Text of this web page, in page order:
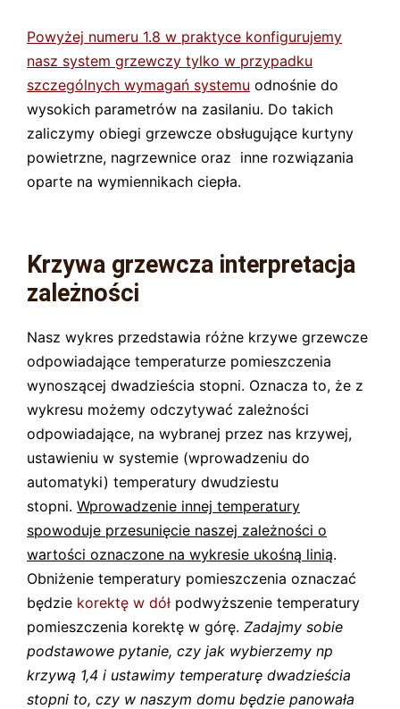
Powyżej numeru 1.8 w praktyce konfigurujemy
nasz system grzewczy tylko w przypadku
szczególnych wymagań systemu odnośnie do
wysokich parametrów na zasilaniu. Do takich
zaliczymy obiegi grzewcze obsługujące kurtyny
powietrzne, nagrzewnice oraz inne rozwiązania
oparte na wymiennikach ciepła.
Krzywa grzewcza interpretacja
zależności
Nasz wykres przedstawia różne krzywe grzewcze
odpowiadające temperaturze pomieszczenia
wynoszącej dwadzieścia stopni. Oznacza to, że z
wykresu możemy odczytywać zależności
odpowiadające, na wybranej przez nas krzywej,
ustawieniu w systemie (wprowadzeniu do
automatyki) temperatury dwudziestu
stopni. Wprowadzenie innej temperatury
spowoduje przesunięcie naszej zależności o
wartości oznaczone na wykresie ukośną linią.
Obniżenie temperatury pomieszczenia oznaczać
będzie korektę w dół podwyższenie temperatury
pomieszczenia korektę w górę. Zadajmy sobie
podstawowe pytanie, czy jak wybierzemy np
krzywą 1,4 i ustawimy temperaturę dwadzieścia
stopni to, czy w naszym domu będzie panowała